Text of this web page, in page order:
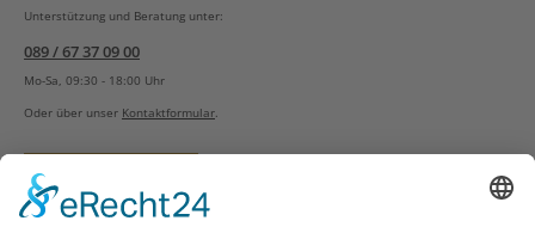
Unterstützung und Beratung unter:
089 / 67 37 09 00
Mo-Sa, 09:30 - 18:00 Uhr
Oder über unser Kontaktformular.
Vertrag widerrufen